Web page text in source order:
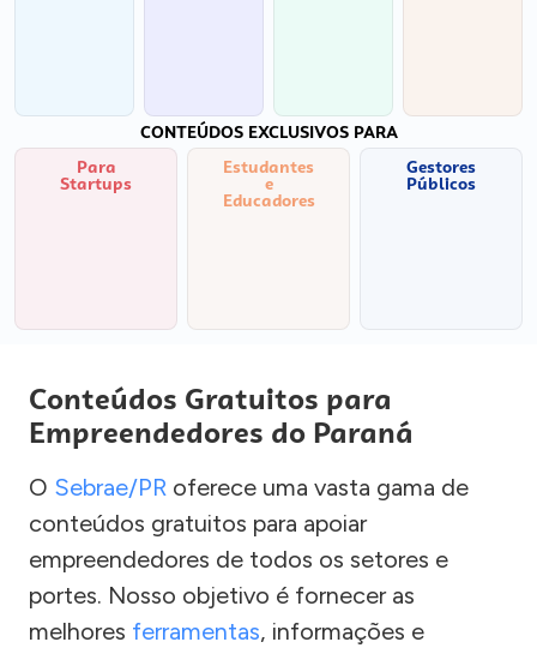
CONTEÚDOS EXCLUSIVOS PARA
Para
Startups
Estudantes
e
Educadores
Gestores
Públicos
Conteúdos Gratuitos para
Empreendedores do Paraná
O Sebrae/PR oferece uma vasta gama de
conteúdos gratuitos para apoiar
empreendedores de todos os setores e
portes. Nosso objetivo é fornecer as
melhores ferramentas, informações e